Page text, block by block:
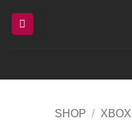
Inhalt
SHOP / XBOX